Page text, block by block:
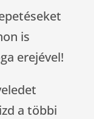
is
erejével!
a többi